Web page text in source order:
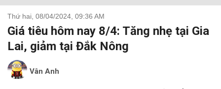
Thứ hai, 08/04/2024, 09:36 AM
Giá tiêu hôm nay 8/4: Tăng nhẹ tại Gia
Lai, giảm tại Đắk Nông
Vân Anh